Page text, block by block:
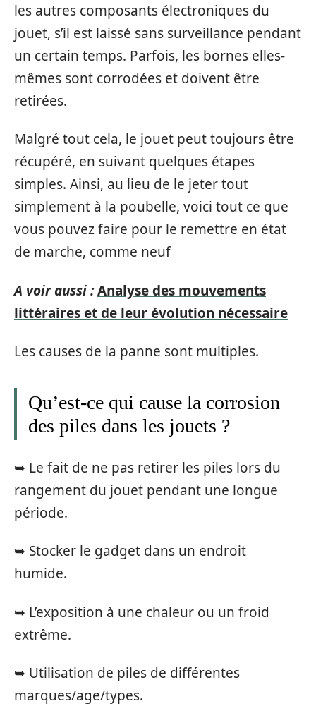
les autres composants électroniques du
jouet, s’il est laissé sans surveillance pendant
un certain temps. Parfois, les bornes elles-
mêmes sont corrodées et doivent être
retirées.
Malgré tout cela, le jouet peut toujours être
récupéré, en suivant quelques étapes
simples. Ainsi, au lieu de le jeter tout
simplement à la poubelle, voici tout ce que
vous pouvez faire pour le remettre en état
de marche, comme neuf
A voir aussi :Analyse des mouvements
littéraires et de leur évolution nécessaire
Les causes de la panne sont multiples.
Qu’est-ce qui cause la corrosion
des piles dans les jouets ?
➥ Le fait de ne pas retirer les piles lors du
rangement du jouet pendant une longue
période.
➥ Stocker le gadget dans un endroit
humide.
➥ L’exposition à une chaleur ou un froid
extrême.
➥ Utilisation de piles de différentes
marques/age/types.